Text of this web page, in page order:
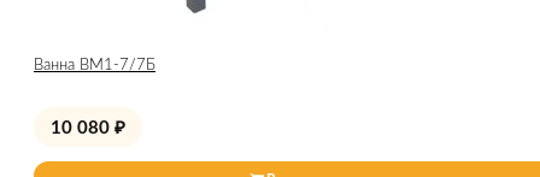
Ванна ВМ1-7/7Б
10 080 ₽